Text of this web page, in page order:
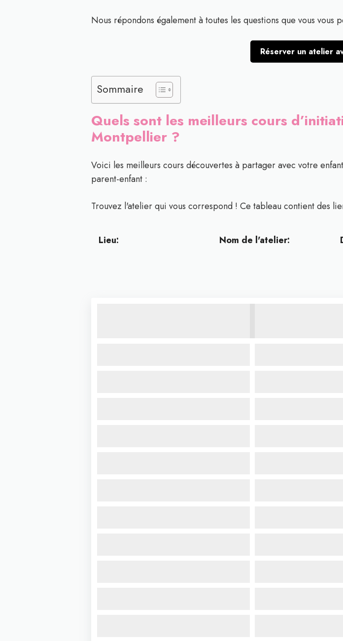
Nous répondons également à toutes les questions que vous vous
Réserver un atelier
Sommaire
Quels sont les meilleurs cours
Montpellier ?
Voici les meilleurs cours découvertes à partager avec votre
parent-enfant :
Trouvez l'atelier qui vous correspond ! Ce tableau contient des
Lieu: Nom de l'atelier: